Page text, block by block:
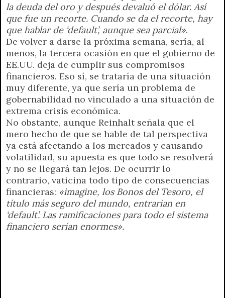
la deuda del oro y después devaluó el dólar. Así
que fue un recorte. Cuando se da el recorte, hay
que hablar de ‘default’, aunque sea parcial».
De volver a darse la próxima semana, sería, al
menos, la tercera ocasión en que el gobierno de
EE.UU. deja de cumplir sus compromisos
financieros. Eso sí, se trataría de una situación
muy diferente, ya que sería un problema de
gobernabilidad no vinculado a una situación de
extrema crisis económica.
No obstante, aunque Reinhalt señala que el
mero hecho de que se hable de tal perspectiva
ya está afectando a los mercados y causando
volatilidad, su apuesta es que todo se resolverá
y no se llegará tan lejos. De ocurrir lo
contrario, vaticina todo tipo de consecuencias
financieras: «imagine, los Bonos del Tesoro, el
título más seguro del mundo, entrarían en
‘default’. Las ramificaciones para todo el sistema
financiero serían enormes».